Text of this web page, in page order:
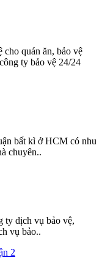
quán ăn, bảo vệ
ty bảo vệ 24/24
bất kì ở HCM có nhu
chuyên..
ty dịch vụ bảo vệ,
vụ bảo..